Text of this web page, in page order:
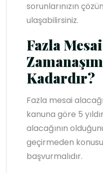
sorunlarınızın
ulaşabilirsiniz.
Fazla
Kadardır?
Fazla mesai
kanuna göre 5
alacağının
geçirmeden
başvurmalıdır.